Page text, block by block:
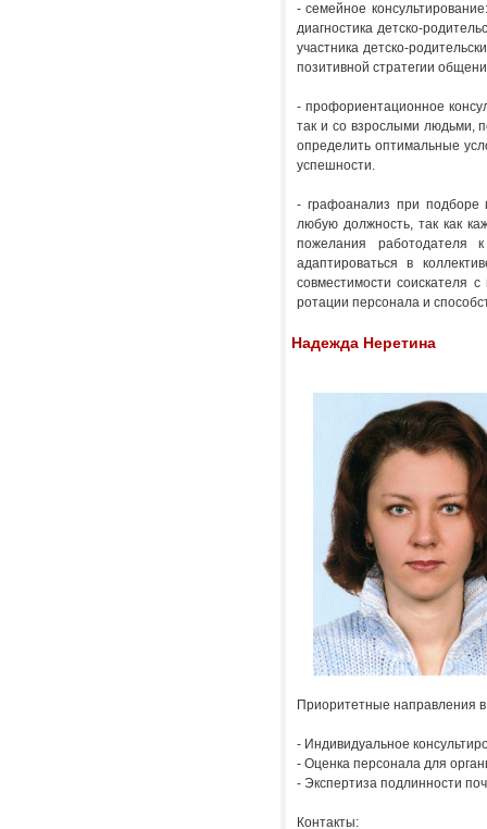
- семейное
диагностика детско-
участника детско-
позитивной стратегии
- профориентационное
так и со взрослыми людьми,
определить оптимальные
успешности.
- графоанализ при подборе
любую должность, так как
пожелания работодателя
адаптироваться в
совместимости соискателя
ротации персонала и
Надежда Неретина
Приоритетные направления
- Индивидуальное
- Оценка персонала для
- Экспертиза подлинности
Контакты: